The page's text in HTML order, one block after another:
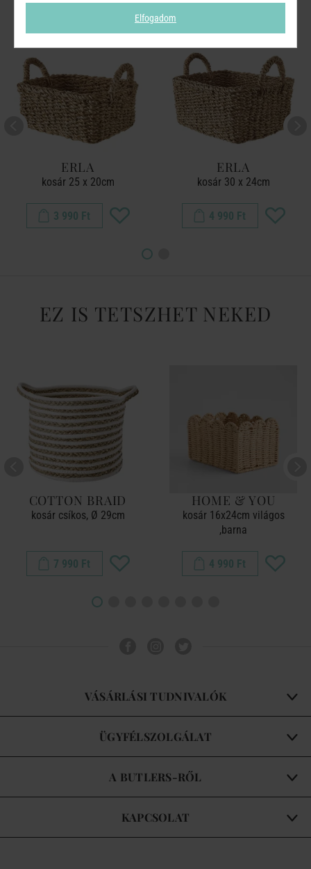
ERLA
kosár 25 x 20cm
3 990 Ft
ERLA
kosár 30 x 24cm
4 990 Ft
EZ IS TETSZHET NEKED
COTTON BRAID
kosár csíkos, Ø 29cm
7 990 Ft
HOME & YOU
kosár 16x24cm világos
,barna
4 990 Ft
VÁSÁRLÁSI TUDNIVALÓK
ÜGYFÉLSZOLGÁLAT
A BUTLERS-RŐL
KAPCSOLAT
Elfogadom